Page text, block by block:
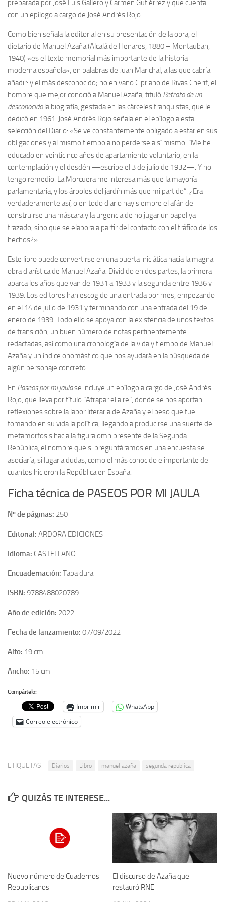
Archivo histórico
Archivo Documental
Biografía
Cronología fundamental de Manuel Azaña
Artículos sobre Manuel Azaña
Ochenta años sin Manuel Azaña
Bibliografías
Biblioteca
Catálogo Biblioteca
Catálogo Hemeroteca
Fondo Mario J. Bonilla
Biblioteca-Novedades
Publicaciones destacadas de nuestra hemeroteca
Noticias
Tienda
preparada por José Luis Gallero y Carmen Gutiérrez y que cuenta
con un epílogo a cargo de José Andrés Rojo.
Como bien señala la editorial en su presentación de la obra, el
dietario de Manuel Azaña (Alcalá de Henares, 1880 – Montauban,
1940) «es el texto memorial más importante de la historia
moderna española», en palabras de Juan Marichal, a las que cabría
añadir: y el más desconocido; no en vano Cipriano de Rivas Cherif, el
hombre que mejor conoció a Manuel Azaña, tituló Retrato de un
desconocidola biografía, gestada en las cárceles franquistas, que le
dedicó en 1961. José Andrés Rojo señala en el epílogo a esta
selección del Diario: «Se ve constantemente obligado a estar en sus
obligaciones y al mismo tiempo a no perderse a sí mismo. “Me he
educado en veinticinco años de apartamiento voluntario, en la
contemplación y el desdén —escribe el 3 de julio de 1932—. Y no
tengo remedio. La Morcuera me interesa más que la mayoría
parlamentaria, y los árboles del jardín más que mi partido”. ¿Era
verdaderamente así, o en todo diario hay siempre el afán de
construirse una máscara y la urgencia de no jugar un papel ya
trazado, sino que se elabora a partir del contacto con el tráfico de los
hechos?».
Este libro puede convertirse en una puerta iniciática hacia la magna
obra diarística de Manuel Azaña. Dividido en dos partes, la primera
abarca los años que van de 1931 a 1933 y la segunda entre 1936 y
1939. Los editores han escogido una entrada por mes, empezando
en el 14 de julio de 1931 y terminando con una entrada del 19 de
enero de 1939. Todo ello se apoya con la existencia de unos textos
de transición, un buen número de notas pertinentemente
redactadas, así como una cronología de la vida y tiempo de Manuel
Azaña y un índice onomástico que nos ayudará en la búsqueda de
algún personaje concreto.
En Paseos por mi jaulase incluye un epílogo a cargo de José Andrés
Rojo, que lleva por título “Atrapar el aire”, donde se nos aportan
reflexiones sobre la labor literaria de Azaña y el peso que fue
tomando en su vida la política, llegando a producirse una suerte de
metamorfosis hacia la figura omnipresente de la Segunda
República, el nombre que si preguntáramos en una encuesta se
asociaría, si lugar a dudas, como el más conocido e importante de
cuantos hicieron la República en España.
Ficha técnica de PASEOS POR MI JAULA
Nº de páginas: 250
Editorial: ARDORA EDICIONES
Idioma: CASTELLANO
Encuadernación: Tapa dura
ISBN: 9788488020789
Año de edición: 2022
Fecha de lanzamiento: 07/09/2022
Alto: 19 cm
Ancho: 15 cm
Compártelo:
Imprimir
WhatsApp
Correo electrónico
ETIQUETAS: Diarios Libro manuel azaña segunda republica
QUIZÁS TE INTERESE...
Nuevo número de Cuadernos
Republicanos
El discurso de Azaña que
restauró RNE